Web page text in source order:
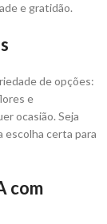
e gratidão.
de opções:
e
ocasião. Seja
escolha certa para
com